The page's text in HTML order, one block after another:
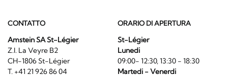
CONTATTO
Amstein SA St-Légier
Z.I. La Veyre B2
CH-1806 St-Légier
T. +41 21 926 86 04
ORARIO DI APERTURA
St-Légier
Lunedi
09:00- 12:30, 13:30 - 18:30
Martedi - Venerdi